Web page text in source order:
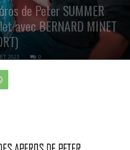
de Peter SUMMER
avec BERNARD MINET
2023 0